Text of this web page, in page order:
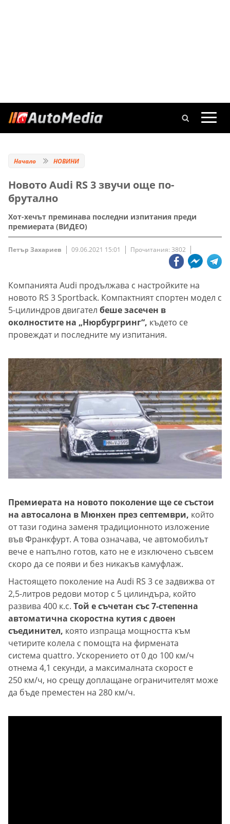
Начало НОВИНИ
Новото Audi RS 3 звучи още по-
брутално
Хот-хечът преминава последни изпитания преди
премиерата (ВИДЕО)
Петър Захариев 09.06.2021 15:01 Прочитания: 3802
Компанията Audi продължава с настройките на
новото RS 3 Sportback. Компактният спортен модел с
5-цилиндров двигател беше засечен в
околностите на „Нюрбургринг“, където се
провеждат и последните му изпитания.
Премиерата на новото поколение ще се състои
на автосалона в Мюнхен през септември, който
от тази година заменя традиционното изложение
във Франкфурт. А това означава, че автомобилът
вече е напълно готов, като не е изключено съвсем
скоро да се появи и без никакъв камуфлаж.
Настоящето поколение на Audi RS 3 се задвижва от
2,5-литров редови мотор с 5 цилиндъра, който
развива 400 к.с. Той е съчетан със 7-степенна
автоматична скоростна кутия с двоен
съединител, която изпраща мощността към
четирите колела с помощта на фирмената
система quattro. Ускорението от 0 до 100 км/ч
отнема 4,1 секунди, а максималната скорост е
250 км/ч, но срещу доплащане ограничителят може
да бъде преместен на 280 км/ч.